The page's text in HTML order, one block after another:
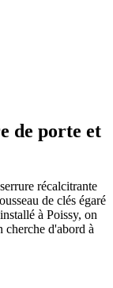
de porte et
récalcitrante
de clés égaré
à Poissy, on
cherche d'abord à